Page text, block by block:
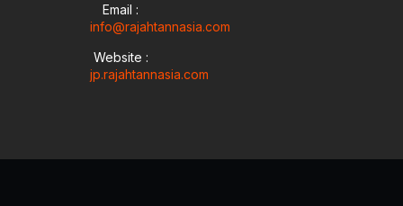
Email :
info@rajahtannasia.com
Website :
jp.rajahtannasia.com